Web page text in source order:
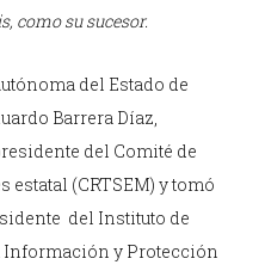
como su sucesor.
del Estado de
Barrera Díaz,
del Comité de
estatal (CRTSEM) y tomó
del Instituto de
Información y Protección